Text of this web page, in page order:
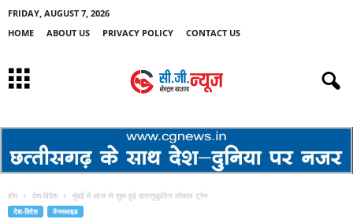
FRIDAY, AUGUST 7, 2026
HOME
ABOUT US PRIVACY POLICY CONTACT US
होम देश-विदेश मुंबई में आज से शुरू हुई वातानुकूलित लोकल ट्रेन
देश-विदेश मेनस्लाइड